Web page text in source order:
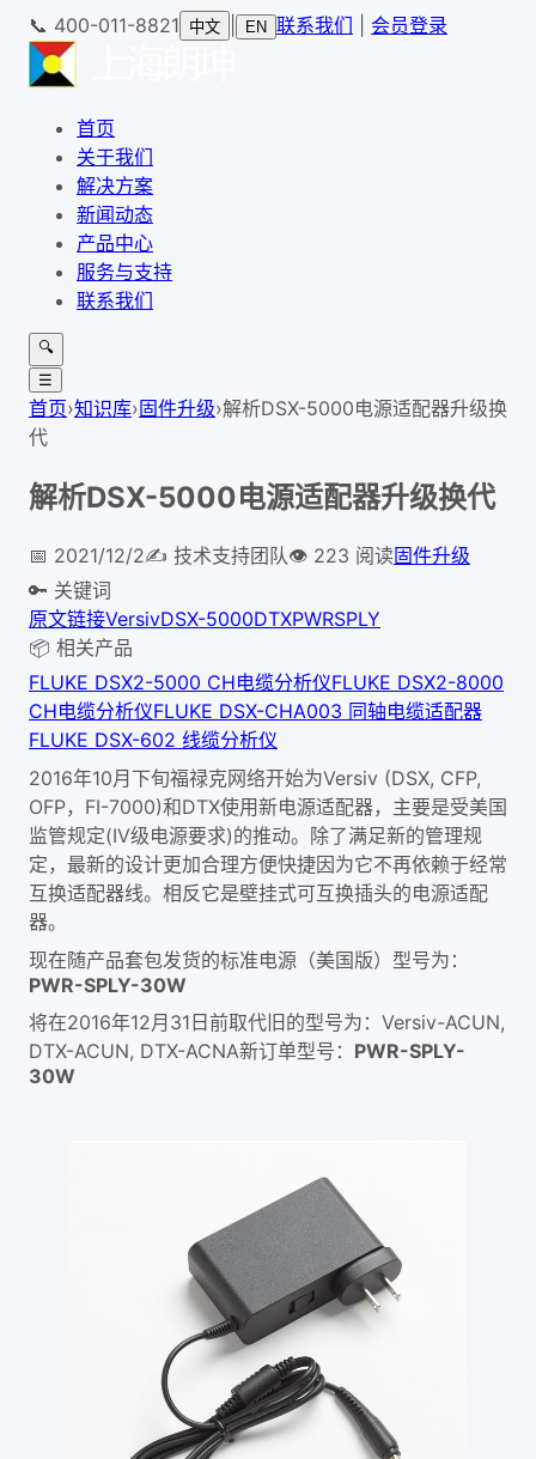
📞 400-011-8821 中文 EN 联系我们 会员登录
首页
关于我们
解决方案
新闻动态
产品中心
服务与支持
联系我们
🔍
☰
首页›知识库›固件升级›解析DSX-5000电源适配器升级换
代
解析DSX-5000电源适配器升级换代
📅 2021/12/2✍️ 技术支持团队👁 223 阅读固件升级
🔑 关键词
原文链接VersivDSX-5000DTXPWRSPLY
📦 相关产品
FLUKE DSX2-5000 CH电缆分析仪FLUKE DSX2-8000
CH电缆分析仪FLUKE DSX-CHA003 同轴电缆适配器
FLUKE DSX-602 线缆分析仪
2016年10月下旬福禄克网络开始为Versiv (DSX, CFP,
OFP，FI-7000)和DTX使用新电源适配器，主要是受美国
监管规定(IV级电源要求)的推动。除了满足新的管理规
定，最新的设计更加合理方便快捷因为它不再依赖于经常
互换适配器线。相反它是壁挂式可互换插头的电源适配
器。
现在随产品套包发货的标准电源（美国版）型号为：
PWR-SPLY-30W
将在2016年12月31日前取代旧的型号为：Versiv-ACUN,
DTX-ACUN, DTX-ACNA新订单型号： PWR-SPLY-
30W